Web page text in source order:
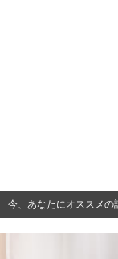
今、あなたにオススメの